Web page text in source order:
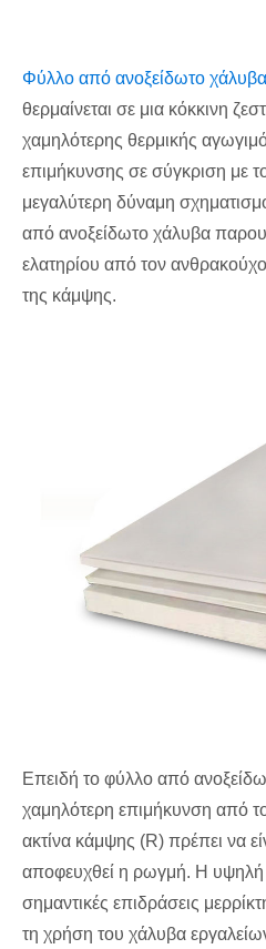
Φύλλο από ανοξείδωτο χάλυβα
θερμαίνεται σε μια κόκκινη
χαμηλότερης θερμικής
επιμήκυνσης σε σύγκριση με
μεγαλύτερη δύναμη
από ανοξείδωτο χάλυβα
ελατηρίου από τον
της κάμψης.
Επειδή το φύλλο από
χαμηλότερη επιμήκυνση από
ακτίνα κάμψης (R) πρέπει να
αποφευχθεί η ρωγμή. Η υψηλή
σημαντικές επιδράσεις
τη χρήση του χάλυβα